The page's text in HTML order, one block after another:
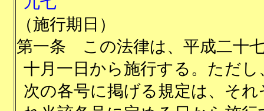
（施行期日）
第一条
この法律は、平成二十
十月一日から施行する。ただし
次の各号に掲げる規定は、それ